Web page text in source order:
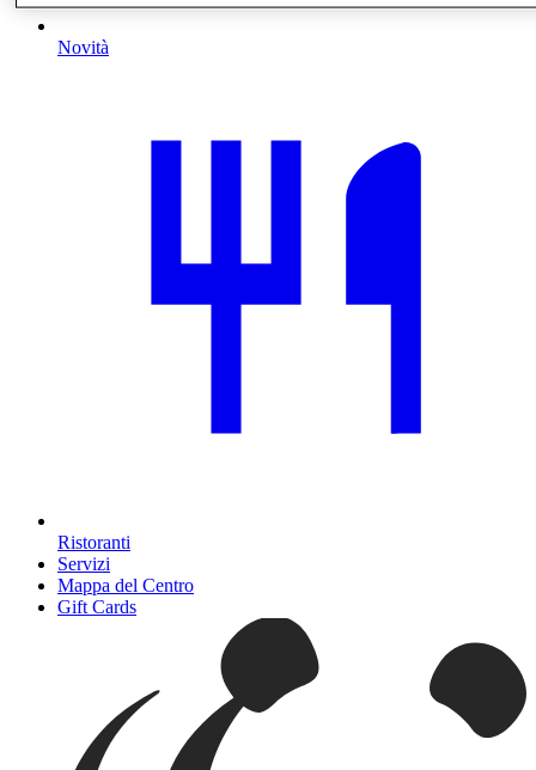
Novità
Ristoranti
Servizi
Mappa del Centro
Gift Cards